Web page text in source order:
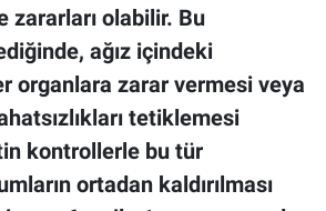
zararları olabilir. Bu
ağız içindeki
organlara zarar vermesi veya
tetiklemesi
kontrollerle bu tür
ortadan kaldırılması